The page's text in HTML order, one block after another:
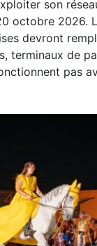
son
octobre 2026.
devront
terminaux de
pas